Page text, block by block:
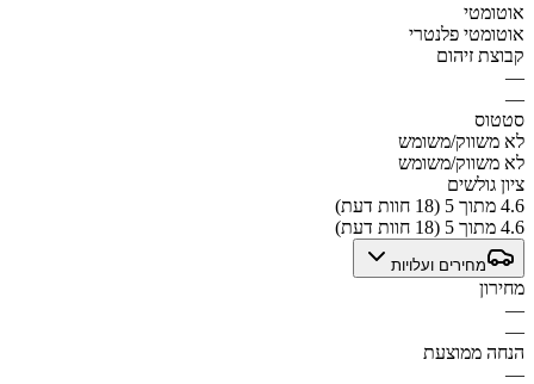
אוטומטי
אוטומטי פלנטרי
קבוצת זיהום
—
—
סטטוס
לא משווק/משומש
לא משווק/משומש
ציון גולשים
4.6 מתוך 5 (18 חוות דעת)
4.6 מתוך 5 (18 חוות דעת)
מחירים ועלויות
מחירון
—
—
הנחה ממוצעת
—